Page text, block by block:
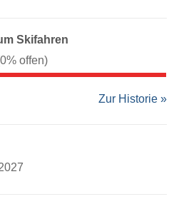
Skifahren
offen)
Zur Historie »